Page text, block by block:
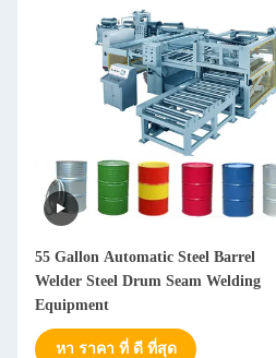
55 Gallon Automatic Steel Barrel
Welder Steel Drum Seam Welding
Equipment
หา ราคา ที่ ดี ที่สุด